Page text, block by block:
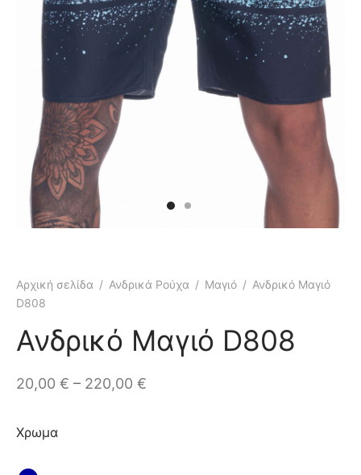
Αρχική σελίδα / Ανδρικά Ρούχα / Μαγιό / Ανδρικό Μαγιό
D808
Ανδρικό Μαγιό D808
20,00 € – 220,00 €
Χρωμα